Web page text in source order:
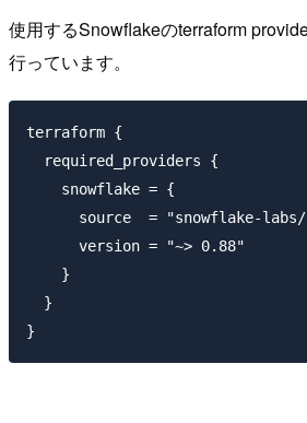
使用するSnowflakeのterraform
行っています。
terraform {
  required_providers {
    snowflake = {
source  = "snowflake-
      version = "~> 0.88"
    }
  }